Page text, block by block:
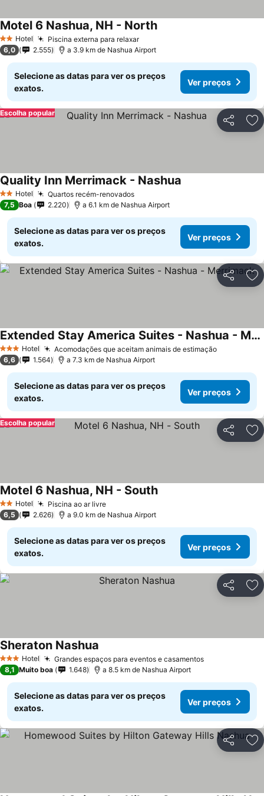
2 Estrelas
Hotel Piscina externa para relaxar
Motel 6 Nashua, NH - North
6,0 2.555 a 3.9 km de Nashua Airport
Selecione as datas para ver os preços
exatos.
Ver preços
Partilhar
Escolha popular
2 Estrelas
Hotel Quartos recém-renovados
Quality Inn Merrimack - Nashua
7,5 Boa 2.220 a 6.1 km de Nashua Airport
Selecione as datas para ver os preços
exatos.
Ver preços
Partilhar
3 EstrelasHotel Acomodações que aceitam animais de estimação
Extended Stay America Suites - Nashua - Merrimack
6,6 1.564 a 7.3 km de Nashua Airport
Selecione as datas para ver os preços
exatos.
Ver preços
Partilhar
Escolha popular
2 Estrelas
Hotel Piscina ao ar livre
Motel 6 Nashua, NH - South
6,5 2.626 a 9.0 km de Nashua Airport
Selecione as datas para ver os preços
exatos.
Ver preços
Partilhar
3 EstrelasHotel Grandes espaços para eventos e casamentos
Sheraton Nashua
8,1 Muito boa 1.648 a 8.5 km de Nashua Airport
Selecione as datas para ver os preços
exatos.
Ver preços
Partilhar